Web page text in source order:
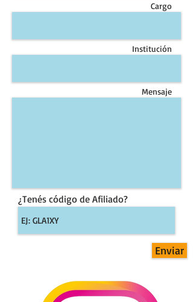
Cargo
Institución
Mensaje
¿Tenés código de Afiliado?
Enviar